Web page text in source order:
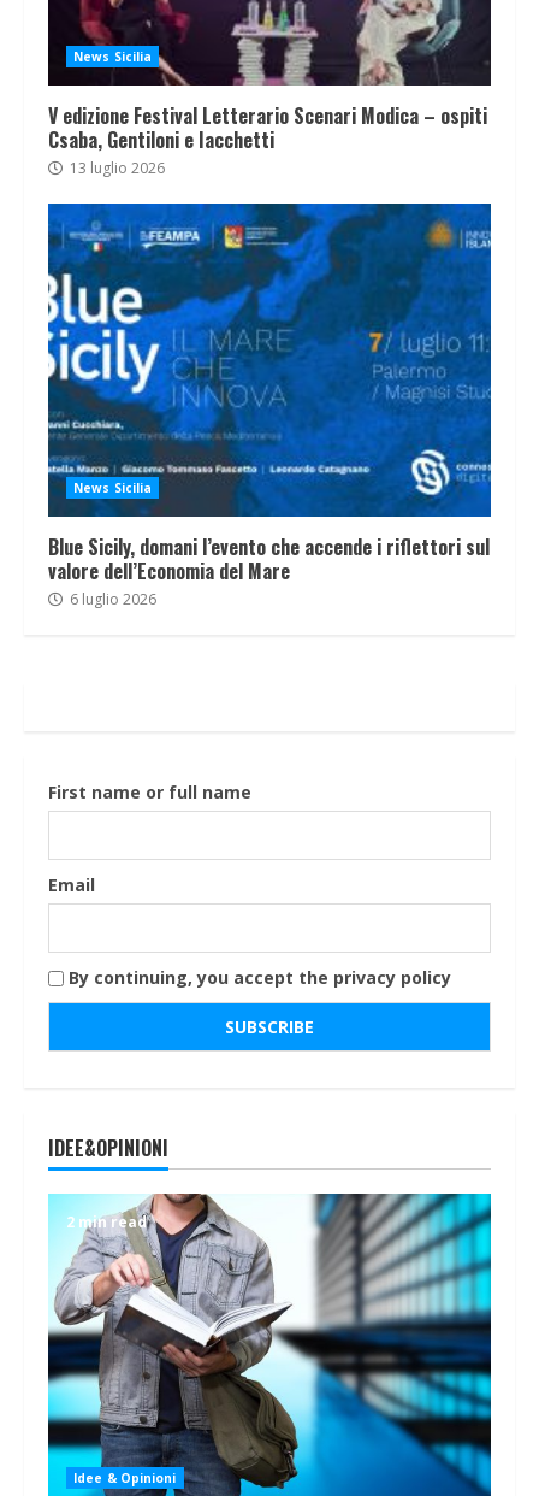
News Sicilia
V edizione Festival Letterario Scenari Modica – ospiti
Csaba, Gentiloni e Iacchetti
13 luglio 2026
News Sicilia
Blue Sicily, domani l’evento che accende i riflettori sul
valore dell’Economia del Mare
6 luglio 2026
First name or full name
Email
By continuing, you accept the privacy policy
IDEE&OPINIONI
2 min read
Idee & Opinioni